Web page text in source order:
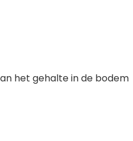
het gehalte in de bodem